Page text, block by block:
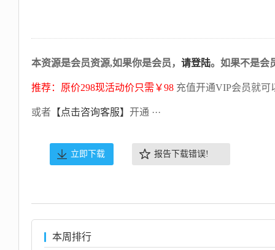
本资源是会员资源,如果你是会员， 请登陆。如果不是会
推荐：原价298现活动价只需￥98 充值开通VIP会员就可
或者 【点击咨询客服】 开通 ···
立即下载 报告下载错误!
本周排行